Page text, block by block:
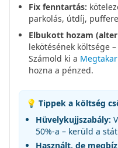
Fix fenntartás:
parkolás, útdíj,
Elbukott hozam
lekötésének költsége
Számold ki a
hozna a pénzed.
💡 Tippek a költség
Hüvelykujjszabály:
50%-a – kerüld a
Használt, de